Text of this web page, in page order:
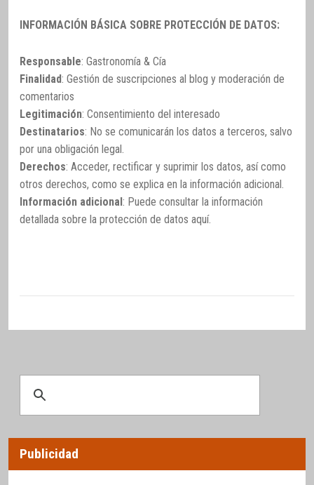
INFORMACIÓN BÁSICA SOBRE PROTECCIÓN DE DATOS:
Responsable: Gastronomía & Cía
Finalidad: Gestión de suscripciones al blog y moderación de
comentarios
Legitimación: Consentimiento del interesado
Destinatarios: No se comunicarán los datos a terceros, salvo
por una obligación legal.
Derechos: Acceder, rectificar y suprimir los datos, así como
otros derechos, como se explica en la información adicional.
Información adicional : Puede consultar la información
detallada sobre la protección de datos aquí.
Publicidad